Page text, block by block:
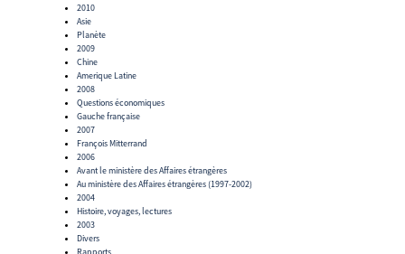
2010
Asie
Planète
2009
Chine
Amerique Latine
2008
Questions économiques
Gauche française
2007
François Mitterrand
2006
Avant le ministère des Affaires étrangères
Au ministère des Affaires étrangères (1997-2002)
2004
Histoire, voyages, lectures
2003
Divers
Rapports